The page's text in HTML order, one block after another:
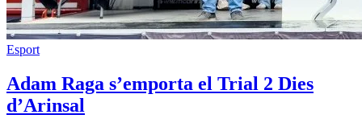
Esport
Adam Raga s’emporta el Trial 2 Dies
d’Arinsal